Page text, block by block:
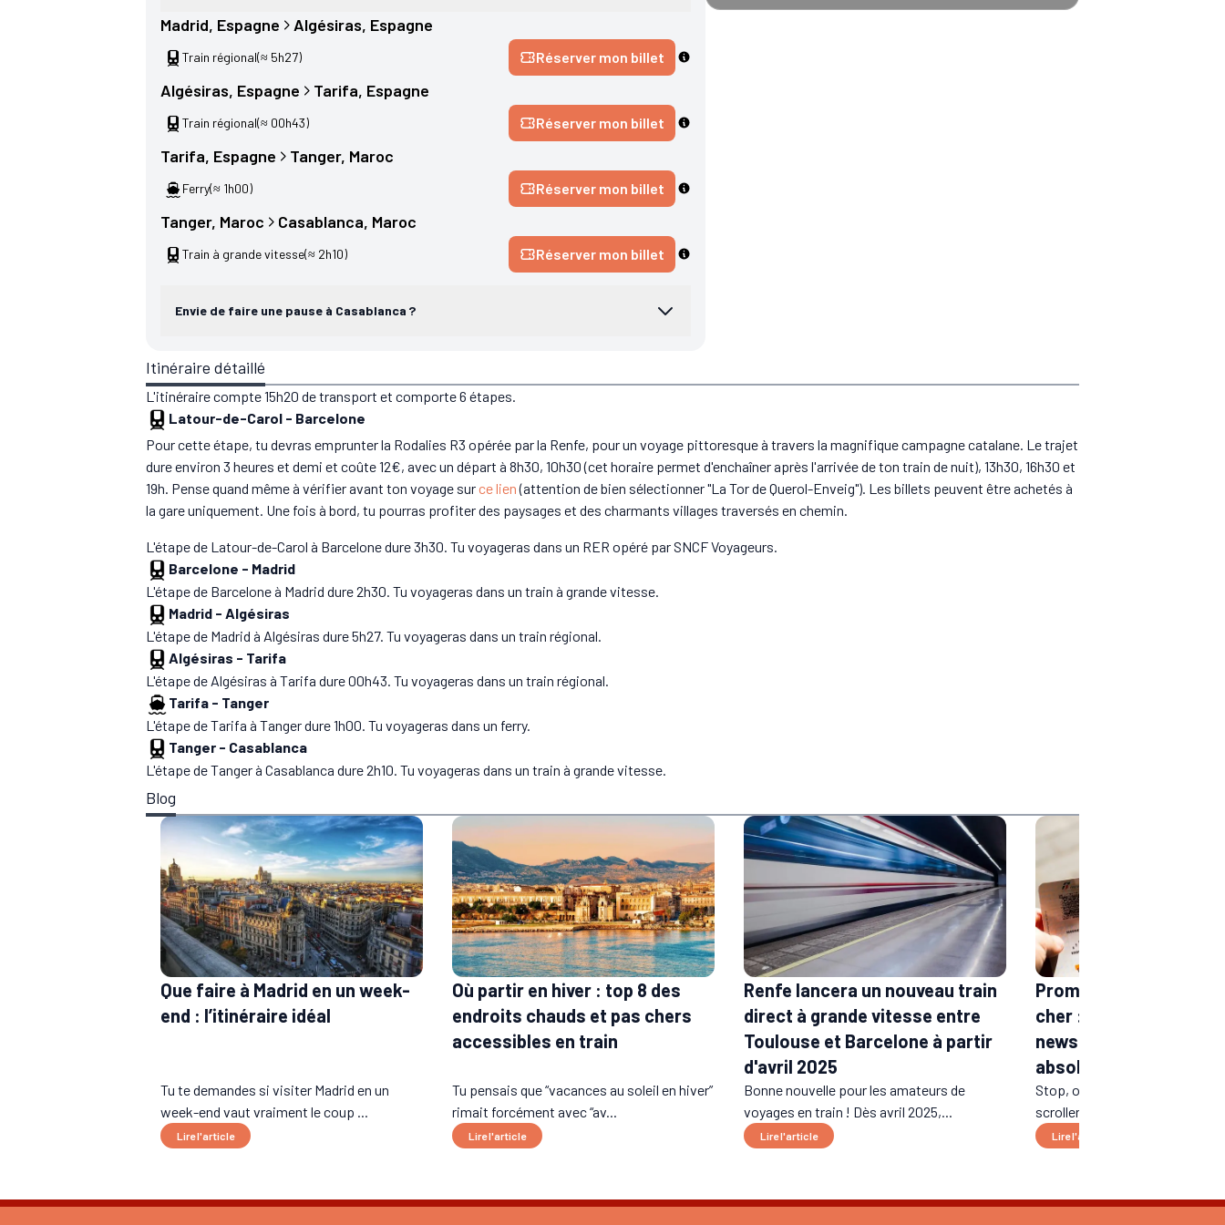
Madrid, Espagne Algésiras, Espagne
Train régional(≈ 5h27) Réserver mon billet
Algésiras, Espagne Tarifa, Espagne
Train régional(≈ 00h43) Réserver mon billet
Tarifa, Espagne Tanger, Maroc
Ferry(≈ 1h00) Réserver mon billet
Tanger, Maroc Casablanca, Maroc
Train à grande vitesse(≈ 2h10) Réserver mon billet
Envie de faire une pause à Casablanca ?
Itinéraire détaillé
L'itinéraire compte 15h20 de transport et comporte 6 étapes.
Latour-de-Carol - Barcelone
Pour cette étape, tu devras emprunter la Rodalies R3 opérée par la Renfe, pour un voyage pittoresque à travers la magnifique campagne catalane. Le trajet
dure environ 3 heures et demi et coûte 12€, avec un départ à 8h30, 10h30 (cet horaire permet d'enchaîner après l'arrivée de ton train de nuit), 13h30, 16h30 et
19h. Pense quand même à vérifier avant ton voyage sur ce lien(attention de bien sélectionner "La Tor de Querol-Enveig"). Les billets peuvent être achetés à
la gare uniquement. Une fois à bord, tu pourras profiter des paysages et des charmants villages traversés en chemin.
L'étape de Latour-de-Carol à Barcelone dure 3h30. Tu voyageras dans un RER opéré par SNCF Voyageurs.
Barcelone - Madrid
L'étape de Barcelone à Madrid dure 2h30. Tu voyageras dans un train à grande vitesse.
Madrid - Algésiras
L'étape de Madrid à Algésiras dure 5h27. Tu voyageras dans un train régional.
Algésiras - Tarifa
L'étape de Algésiras à Tarifa dure 00h43. Tu voyageras dans un train régional.
Tarifa - Tanger
L'étape de Tarifa à Tanger dure 1h00. Tu voyageras dans un ferry.
Tanger - Casablanca
L'étape de Tanger à Casablanca dure 2h10. Tu voyageras dans un train à grande vitesse.
Blog
Que faire à Madrid en un week-
end : l’itinéraire idéal
Tu te demandes si visiter Madrid en un
week-end vaut vraiment le coup ...
Lire l'article
Où partir en hiver : top 8 des
endroits chauds et pas chers
accessibles en train
Tu pensais que “vacances au soleil en hiver”
rimait forcément avec “av...
Lire l'article
Renfe lancera un nouveau train
direct à grande vitesse entre
Toulouse et Barcelone à partir
d'avril 2025
Bonne nouvelle pour les amateurs de
voyages en train ! Dès avril 2025,...
Lire l'article
Promos et billets de
cher : les comptes et
newsletters à suivre
absolument
Stop, on arrête de perdre son
scroller sur les réseaux tout
Lire l'article